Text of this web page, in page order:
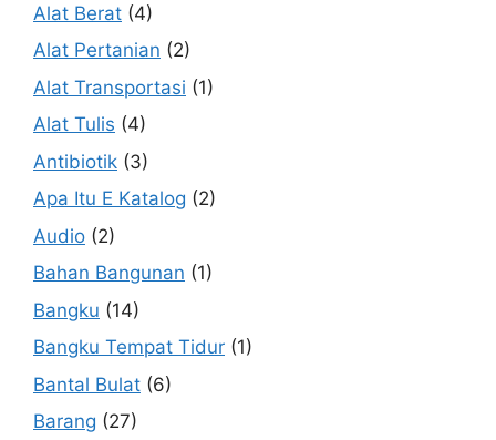
Alat Berat (4)
Alat Pertanian (2)
Alat Transportasi (1)
Alat Tulis (4)
Antibiotik (3)
Apa Itu E Katalog (2)
Audio (2)
Bahan Bangunan (1)
Bangku (14)
Bangku Tempat Tidur (1)
Bantal Bulat (6)
Barang (27)